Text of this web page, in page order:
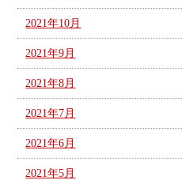
2021年10月
2021年9月
2021年8月
2021年7月
2021年6月
2021年5月